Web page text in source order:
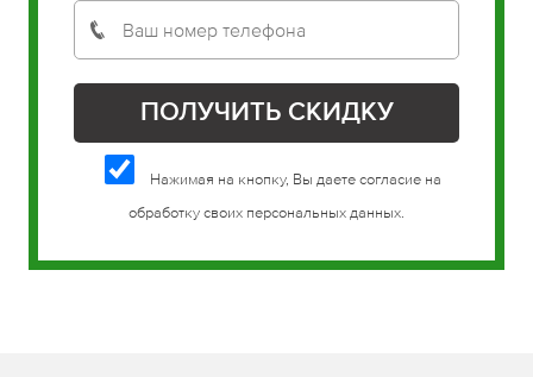
Нажимая на кнопку, Вы даете согласие на
обработку своих персональных данных.